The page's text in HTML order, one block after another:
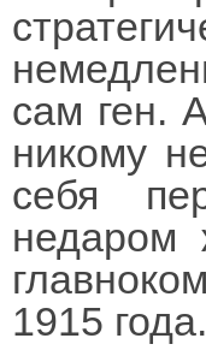
сам ген.
никому
себя
недаром
1915 года.